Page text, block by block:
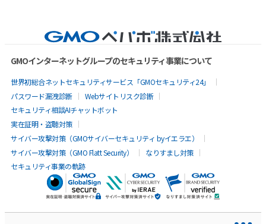
GMOインターネットグループのセキュリティ事業について
世界初総合ネットセキュリティサービス「GMOセキュリティ24」
パスワード漏洩診断
Webサイトリスク診断
セキュリティ相談AIチャットボット
実在証明・盗聴対策
サイバー攻撃対策（GMOサイバーセキュリティ byイエラエ）
サイバー攻撃対策（GMO Flatt Security）
なりすまし対策
セキュリティ事業の軌跡